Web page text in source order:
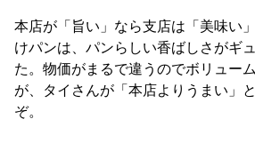
本店が「旨い」なら支店は「美味い
けパンは、パンらしい香ばしさがギ
た。物価がまるで違うのでボリュー
が、タイさんが「本店よりうまい」
ぞ。